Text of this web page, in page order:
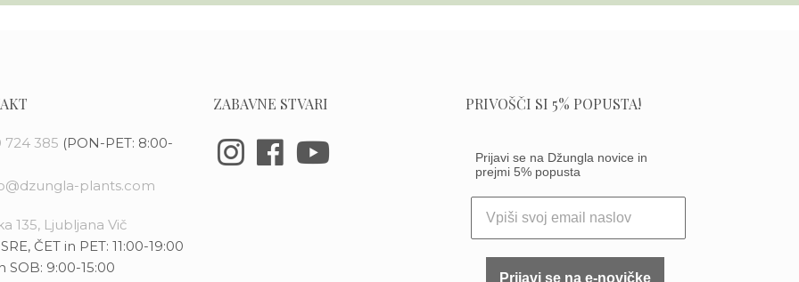
724 385 (PON-PET: 8:00-
plants.com
135, Ljubljana Vič
ČET in PET: 11:00-19:00
SOB: 9:00-15:00
ZABAVNE STVARI PRIVOŠČI SI 5% POPUSTA!
Prijavi se na Džungla novice in
prejmi 5% popusta
Prijavi se na e-novičke